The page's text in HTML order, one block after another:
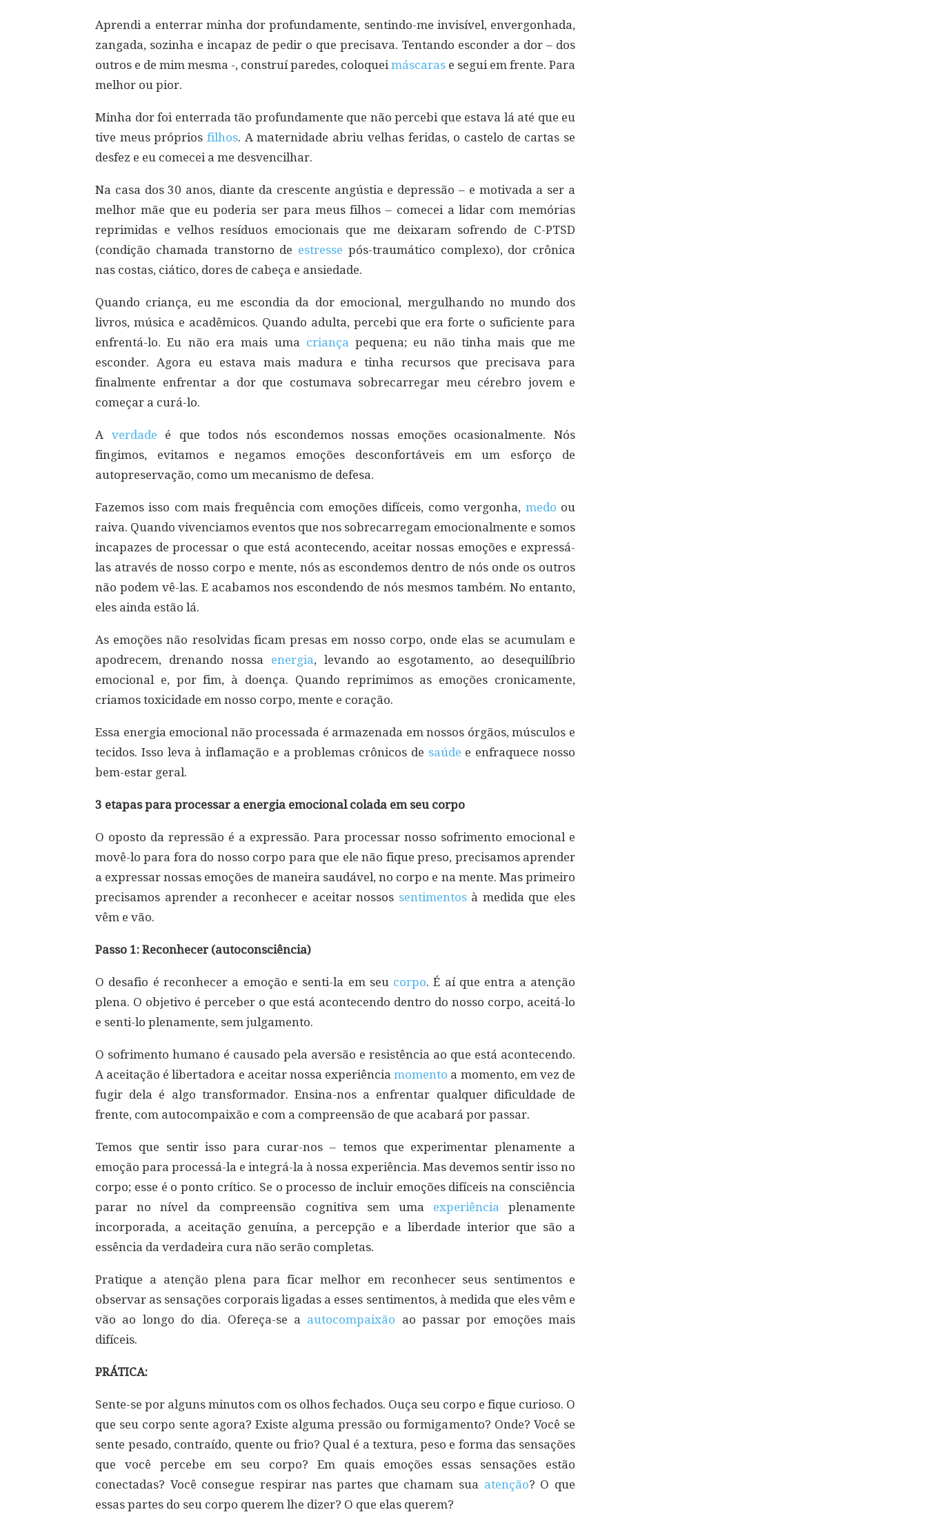
Aprendi a enterrar minha dor profundamente, sentindo-me invisível, envergonhada,
zangada, sozinha e incapaz de pedir o que precisava. Tentando esconder a dor – dos
outros e de mim mesma -, construí paredes, coloqueimáscaras e segui em frente. Para
melhor ou pior.
Minha dor foi enterrada tão profundamente que não percebi que estava lá até que eu
tive meus própriosfilhos. A maternidade abriu velhas feridas, o castelo de cartas se
desfez e eu comecei a me desvencilhar.
Na casa dos 30 anos, diante da crescente angústia e depressão – e motivada a ser a
melhor mãe que eu poderia ser para meus filhos – comecei a lidar com memórias
reprimidas e velhos resíduos emocionais que me deixaram sofrendo de C-PTSD
(condição chamada transtorno de estresse pós-traumático complexo), dor crônica
nas costas, ciático, dores de cabeça e ansiedade.
Quando criança, eu me escondia da dor emocional, mergulhando no mundo dos
livros, música e acadêmicos. Quando adulta, percebi que era forte o suficiente para
enfrentá-lo. Eu não era mais uma criança pequena; eu não tinha mais que me
esconder. Agora eu estava mais madura e tinha recursos que precisava para
finalmente enfrentar a dor que costumava sobrecarregar meu cérebro jovem e
começar a curá-lo.
A verdade é que todos nós escondemos nossas emoções ocasionalmente. Nós
fingimos, evitamos e negamos emoções desconfortáveis em um esforço de
autopreservação, como um mecanismo de defesa.
Fazemos isso com mais frequência com emoções difíceis, como vergonha, medo ou
raiva. Quando vivenciamos eventos que nos sobrecarregam emocionalmente e somos
incapazes de processar o que está acontecendo, aceitar nossas emoções e expressá-
las através de nosso corpo e mente, nós as escondemos dentro de nós onde os outros
não podem vê-las. E acabamos nos escondendo de nós mesmos também. No entanto,
eles ainda estão lá.
As emoções não resolvidas ficam presas em nosso corpo, onde elas se acumulam e
apodrecem, drenando nossa energia, levando ao esgotamento, ao desequilíbrio
emocional e, por fim, à doença. Quando reprimimos as emoções cronicamente,
criamos toxicidade em nosso corpo, mente e coração.
Essa energia emocional não processada é armazenada em nossos órgãos, músculos e
tecidos. Isso leva à inflamação e a problemas crônicos de saúde e enfraquece nosso
bem-estar geral.
3 etapas para processar a energia emocional colada em seu corpo
O oposto da repressão é a expressão. Para processar nosso sofrimento emocional e
movê-lo para fora do nosso corpo para que ele não fique preso, precisamos aprender
a expressar nossas emoções de maneira saudável, no corpo e na mente. Mas primeiro
precisamos aprender a reconhecer e aceitar nossos sentimentosà medida que eles
vêm e vão.
Passo 1: Reconhecer (autoconsciência)
O desafio é reconhecer a emoção e senti-la em seu corpo. É aí que entra a atenção
plena. O objetivo é perceber o que está acontecendo dentro do nosso corpo, aceitá-lo
e senti-lo plenamente, sem julgamento.
O sofrimento humano é causado pela aversão e resistência ao que está acontecendo.
A aceitação é libertadora e aceitar nossa experiênciamomento a momento, em vez de
fugir dela é algo transformador. Ensina-nos a enfrentar qualquer dificuldade de
frente, com autocompaixão e com a compreensão de que acabará por passar.
Temos que sentir isso para curar-nos – temos que experimentar plenamente a
emoção para processá-la e integrá-la à nossa experiência. Mas devemos sentir isso no
corpo; esse é o ponto crítico. Se o processo de incluir emoções difíceis na consciência
parar no nível da compreensão cognitiva sem uma experiência plenamente
incorporada, a aceitação genuína, a percepção e a liberdade interior que são a
essência da verdadeira cura não serão completas.
Pratique a atenção plena para ficar melhor em reconhecer seus sentimentos e
observar as sensações corporais ligadas a esses sentimentos, à medida que eles vêm e
vão ao longo do dia. Ofereça-se a autocompaixão ao passar por emoções mais
difíceis.
PRÁTICA:
Sente-se por alguns minutos com os olhos fechados. Ouça seu corpo e fique curioso. O
que seu corpo sente agora? Existe alguma pressão ou formigamento? Onde? Você se
sente pesado, contraído, quente ou frio? Qual é a textura, peso e forma das sensações
que você percebe em seu corpo? Em quais emoções essas sensações estão
conectadas? Você consegue respirar nas partes que chamam sua atenção? O que
essas partes do seu corpo querem lhe dizer? O que elas querem?